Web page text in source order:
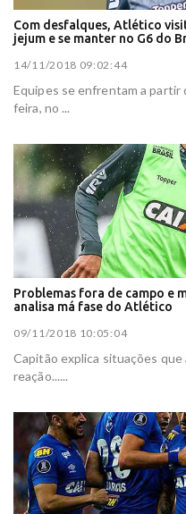
Com desfalques, Atlético
jejum e se manter no G6 do
14/11/2018 09:02:44
Equipes se enfrentam a partir
feira, no ...
Problemas fora de campo e
analisa má fase do Atlético
09/11/2018 10:05:04
Capitão explica situações que
reação......